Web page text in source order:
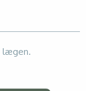
lægen.